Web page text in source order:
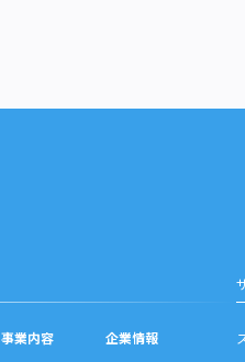
事業内容
企業情報